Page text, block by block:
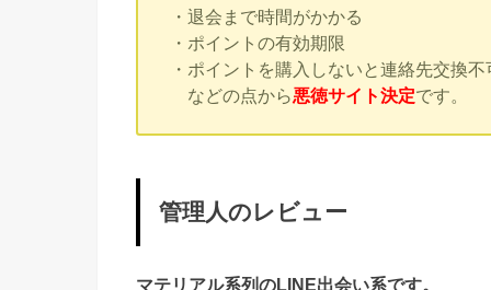
・退会まで時間がかかる
・ポイントの有効期限
・ポイントを購入しないと連絡先交換不
などの点から悪徳サイト決定です。
管理人のレビュー
マテリアル系列のLINE出会い系です。